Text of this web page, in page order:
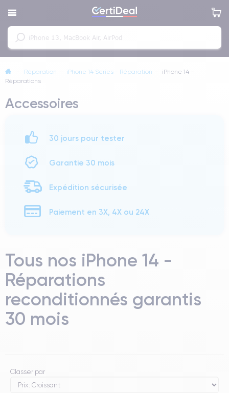
— Réparation — iPhone 14 Series - Réparation — iPhone 14 -
Réparations
Accessoires
30 jours pour tester
Garantie 30 mois
Expédition sécurisée
Paiement en 3X, 4X ou 24X
Tous nos iPhone 14 -
Réparations
reconditionnés garantis
30 mois
Classer par